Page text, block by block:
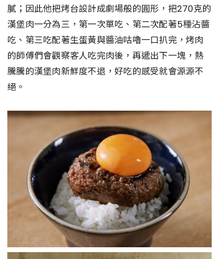
膩；因此他把烤台設計成劇場般的圓形，把270克的
漢堡肉一分為三，第一次單吃、第二次配著5種沾醬
吃、第三吃配著生蛋黃與醬油咕嚕一口扒完，烤肉
的師傅們會觀察客人吃完肉後，再遞出下一塊，熱
騰騰的漢堡肉新鮮度不退，好吃的感受就會源源不
絕。